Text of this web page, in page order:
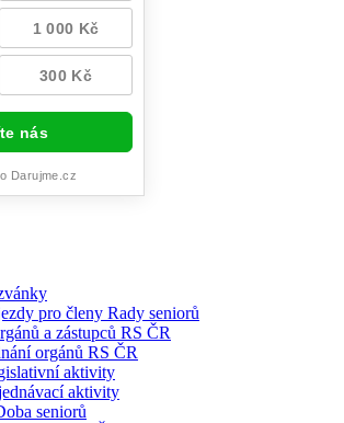
pro členy Rady seniorů
a zástupců RS ČR
orgánů RS ČR
aktivity
aktivity
seniorů